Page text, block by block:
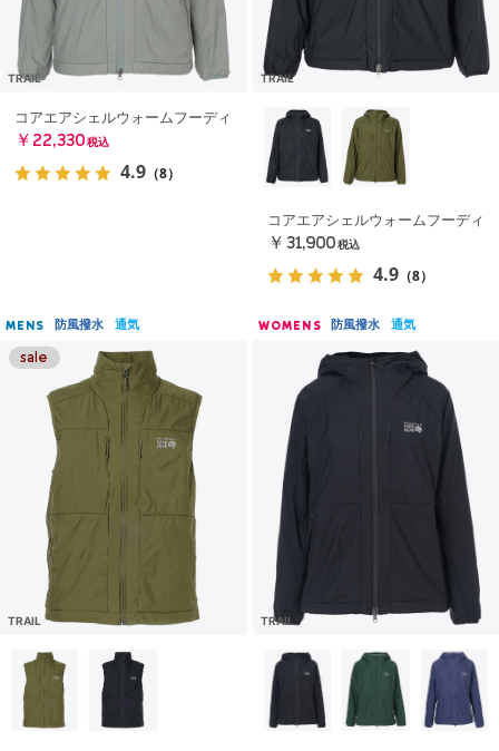
TRAIL
コアエアシェルウォームフーディ
￥22,330 税込
4.9 （8）
TRAIL
コアエアシェルウォームフーディ
￥31,900 税込
4.9 （8）
MENS 防風撥水 通気
TRAIL
WOMENS 防風撥水 通気
TRAIL